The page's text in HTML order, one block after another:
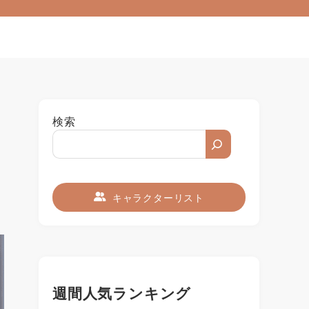
検索
キャラクターリスト
週間人気ランキング